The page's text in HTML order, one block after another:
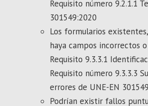
Requisito número 9.2.1.1
301549:2020
Los formularios
haya campos incorrectos
Requisito 9.3.3.1
Requisito número 9.3.3.3
errores de UNE-EN
Podrían existir fallos